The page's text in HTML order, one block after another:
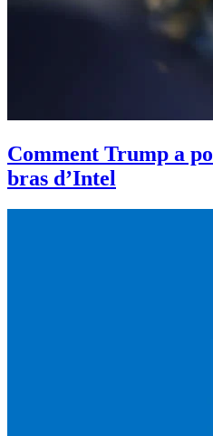
Comment Trump a
bras d’Intel